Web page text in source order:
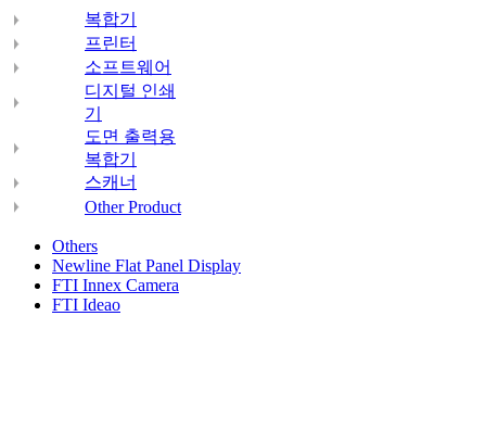
복합기
프린터
소프트웨어
디지털 인쇄
기
도면 출력용
복합기
스캐너
Other Product
Others
Newline Flat Panel Display
FTI Innex Camera
FTI Ideao